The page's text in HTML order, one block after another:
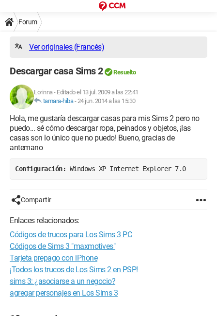
Forum
Ver originales (Francés)
Descargar casa Sims 2 Resuelto
Lorinna- Editado el 13 jul. 2009 a las 22:41
tamara-hiba-24 jun. 2014 a las 15:30
Hola, me gustaría descargar casas para mis Sims 2 pero no
puedo... sé cómo descargar ropa, peinados y objetos, ¡las
casas son lo único que no puedo! Bueno, gracias de
antemano
Configuración: Windows XP Internet Explorer 7.0
Compartir
Enlaces relacionados:
Códigos de trucos para Los Sims 3 PC
Códigos de Sims 3 "maxmotives"
Tarjeta prepago con iPhone
¡Todos los trucos de Los Sims 2 en PSP!
sims 3: ¿asociarse a un negocio?
agregar personajes en Los Sims 3